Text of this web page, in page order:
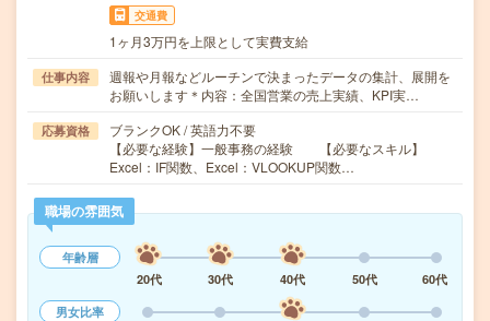
交通費
1ヶ月3万円を上限として実費支給
仕事内容
週報や月報などルーチンで決まったデータの集計、展開を
お願いします＊内容：全国営業の売上実績、KPI実…
応募資格
ブランクOK / 英語力不要
【必要な経験】一般事務の経験 【必要なスキル】
Excel：IF関数、Excel：VLOOKUP関数…
職場の雰囲気
年齢層
20代
30代 40代 50代
60代
男女比率